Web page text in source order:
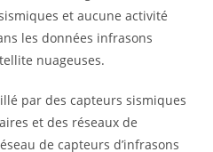
et aucune activité
les données infrasons
nuageuses.
par des capteurs sismiques
et des réseaux de
de capteurs d’infrasons